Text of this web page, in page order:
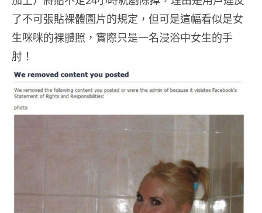
了不可張貼裸體圖片的規定，但可是這幅看似是女
生咪咪的裸體照，實際只是一名浸浴中女生的手
肘！